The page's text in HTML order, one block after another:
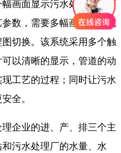
画面显示污水处理厂全厂
数，需要多幅画面进行流
切换。该系统采用多个触
以清晰的显示，管道的动
工艺的过程；同时让污水
全。
企业的进、产、排三个主
污水处理厂的水量、水